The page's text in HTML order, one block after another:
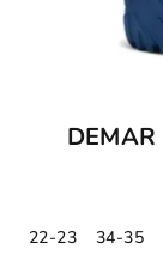
22-23
34-35